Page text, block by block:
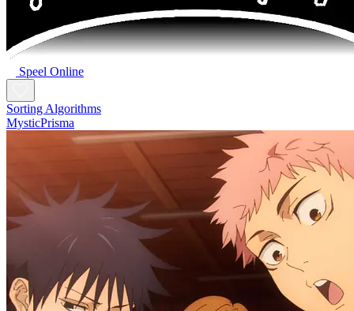
Speel Online
Sorting Algorithms
MysticPrisma